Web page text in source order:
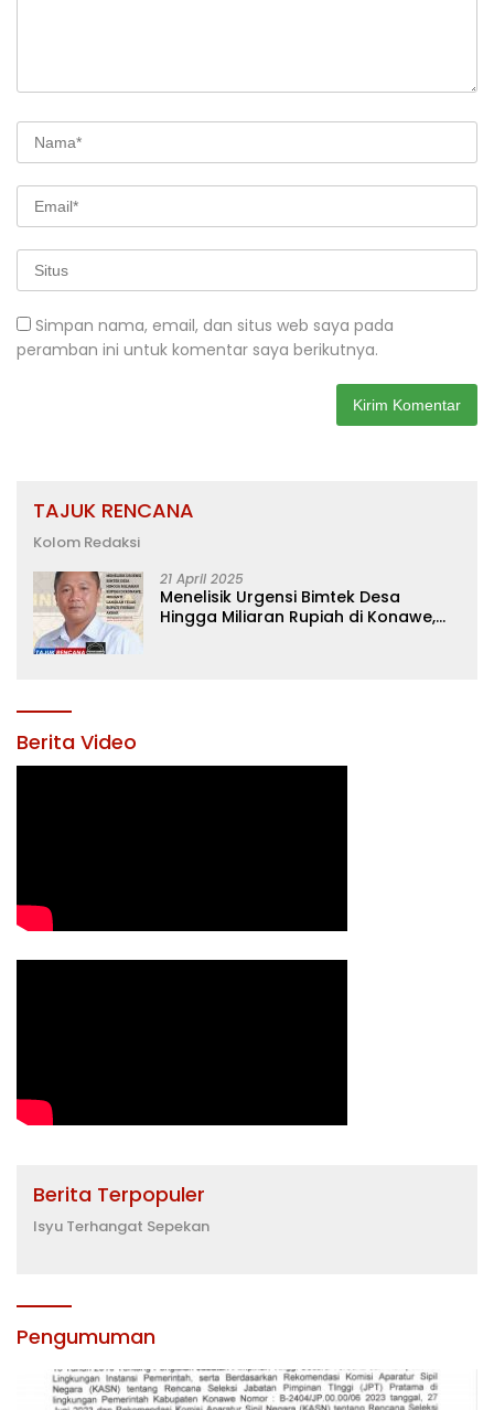
Simpan nama, email, dan situs web saya pada
peramban ini untuk komentar saya berikutnya.
TAJUK RENCANA
Kolom Redaksi
21 April 2025
Menelisik Urgensi Bimtek Desa
Hingga Miliaran Rupiah di Konawe,
Berita Video
Berita Terpopuler
Isyu Terhangat Sepekan
Pengumuman